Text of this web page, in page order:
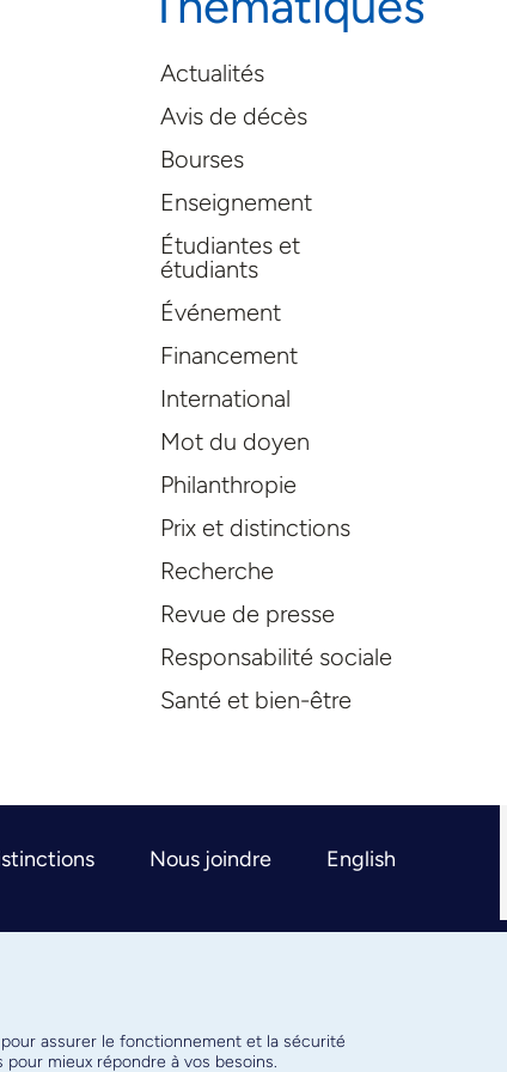
Actualités
Avis de décès
Bourses
Enseignement
Étudiantes et
étudiants
Événement
Financement
International
Mot du doyen
Philanthropie
Prix et distinctions
Recherche
Revue de presse
Responsabilité sociale
Santé et bien-être
Nous joindre English
assurer le fonctionnement et la sécurité
mieux répondre à vos besoins.